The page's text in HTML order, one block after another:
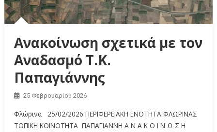
Ανακοίνωση σχετικά με τον
Αναδασμό Τ.Κ.
Παπαγιάννης
25 Φεβρουαρίου 2026
Φλώρινα 25/02/2026 ΠΕΡΙΦΕΡΕΙΑΚΗ ΕΝΟΤΗΤΑ ΦΛΩΡΙΝΑΣ
ΤΟΠΙΚΗ ΚΟΙΝΟΤΗΤΑ ΠΑΠΑΓΙΑΝΝΗ Α Ν Α Κ Ο Ι Ν Ω Σ Η